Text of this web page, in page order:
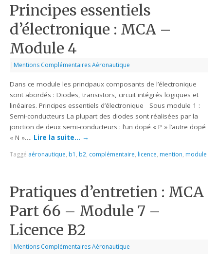
Principes essentiels
d’électronique : MCA –
Module 4
| Mentions Complémentaires Aéronautique
Dans ce module les principaux composants de l’électronique
sont abordés : Diodes, transistors, circuit intégrés logiques et
linéaires. Principes essentiels d’électronique Sous module 1 :
Semi-conducteurs La plupart des diodes sont réalisées par la
jonction de deux semi-conducteurs : l’un dopé « P » l’autre dopé
« N »…. Lire la suite… →
Taggé aéronautique, b1 , b2, complémentaire, licence, mention, module
Pratiques d’entretien : MCA
Part 66 – Module 7 –
Licence B2
| Mentions Complémentaires Aéronautique